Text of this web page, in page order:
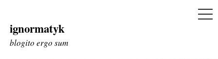
Skip
to
ignormatyk
blogito ergo sum